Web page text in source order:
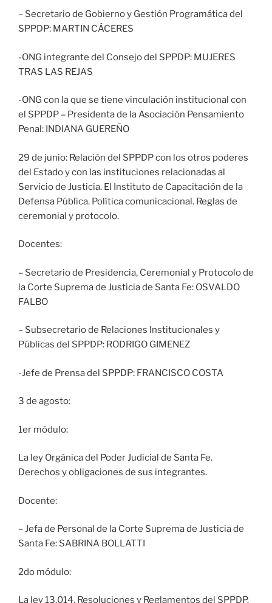
– Secretario de Gobierno y Gestión Programática del
SPPDP: MARTIN CÁCERES
-ONG integrante del Consejo del SPPDP: MUJERES
TRAS LAS REJAS
-ONG con la que se tiene vinculación institucional con
el SPPDP – Presidenta de la Asociación Pensamiento
Penal: INDIANA GUEREÑO
29 de junio: Relación del SPPDP con los otros poderes
del Estado y con las instituciones relacionadas al
Servicio de Justicia. El Instituto de Capacitación de la
Defensa Pública. Política comunicacional. Reglas de
ceremonial y protocolo.
Docentes:
– Secretario de Presidencia, Ceremonial y Protocolo de
la Corte Suprema de Justicia de Santa Fe: OSVALDO
FALBO
– Subsecretario de Relaciones Institucionales y
Públicas del SPPDP: RODRIGO GIMENEZ
-Jefe de Prensa del SPPDP: FRANCISCO COSTA
3 de agosto:
1er módulo:
La ley Orgánica del Poder Judicial de Santa Fe.
Derechos y obligaciones de sus integrantes.
Docente:
– Jefa de Personal de la Corte Suprema de Justicia de
Santa Fe: SABRINA BOLLATTI
2do módulo:
La ley 13.014. Resoluciones y Reglamentos del SPPDP.